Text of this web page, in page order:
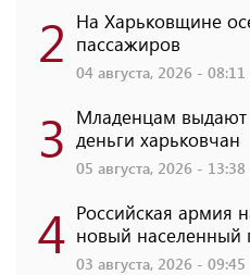
2 На Харьковщине
пассажиров
04 августа, 2026 - 08:11
3 Младенцам выдают
деньги харьковчан
05 августа, 2026 - 13:38
4 Российская армия
новый населенный
03 августа, 2026 - 09:45